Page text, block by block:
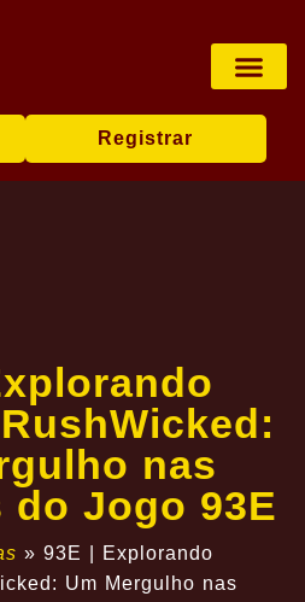
Registrar
nas
do Jogo 93E
» 93E | Explorando
Um Mergulho nas